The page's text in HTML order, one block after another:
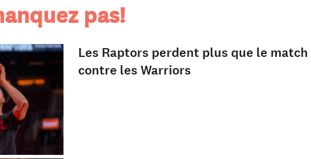
pas!
Les Raptors perdent plus que le match
contre les Warriors